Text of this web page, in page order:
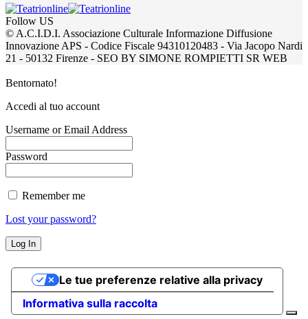
Follow US
© A.C.I.D.I. Associazione Culturale Informazione Diffusione
Innovazione APS - Codice Fiscale 94310120483 - Via Jacopo Nardi
21 - 50132 Firenze - SEO BY SIMONE ROMPIETTI SR WEB
Bentornato!
Accedi al tuo account
Username or Email Address
Password
Remember me
Lost your password?
Informativa sulla raccolta
Le tue preferenze relative alla privacy